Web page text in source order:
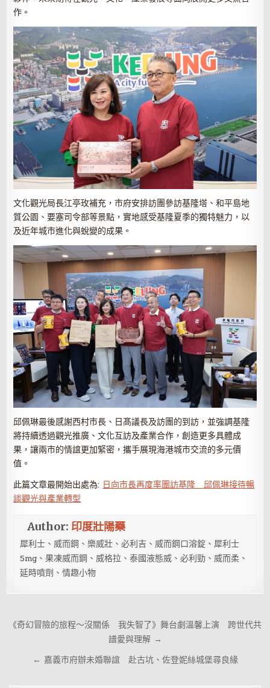
作。
文化觀光局長江亭玫補充，市府安排訪團參訪基隆塔、和平島地
質公園、要塞司令部等景點，實地感受基隆夏季的獨特魅力，以
及近年城市進化與蛻變的成果。
邱佩琳最後感謝西村市長、日髙議長及訪團的到訪，並強調基隆
將持續透過觀光推廣、文化互訪及產業合作，創造更多具體成
果，讓兩市的情誼更加緊密，攜手展現海港城市交流的多元價
值。
此篇文章最開始出處為:日向市長再度率團訪基隆 邱佩琳接待暢
談觀光與產業轉型
Author: 印度壯陽藥
犀利士、威而鋼、樂威壯、必利吉、威而鋼口溶錠、犀利士
5mg、果凍威而鋼、威格拉、泰國液態威、必利勁、威而柔、
延時噴劑、情趣小物
文
《奇幻冒險的旅程～沒關係 我失智了》舞台劇溫馨上演 跨世代共
譜愛與理解 →
← 嘉義市府辦未婚聯誼 赴古坑、佐登妮絲城堡尋良緣